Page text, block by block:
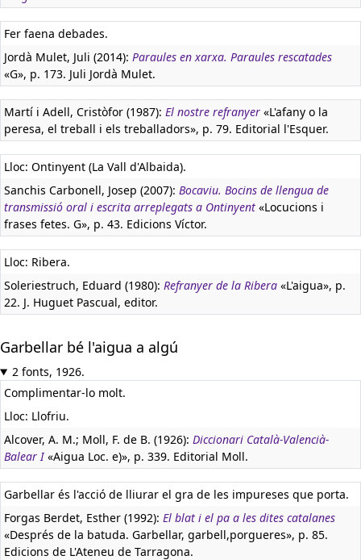
Fer faena debades.
Jordà Mulet, Juli (2014): Paraules en xarxa. Paraules rescatades
«G», p. 173. Juli Jordà Mulet.
Martí i Adell, Cristòfor (1987): El nostre refranyer «L'afany o la
peresa, el treball i els treballadors», p. 79. Editorial l'Esquer.
Lloc: Ontinyent (La Vall d'Albaida).
Sanchis Carbonell, Josep (2007): Bocaviu. Bocins de llengua de
transmissió oral i escrita arreplegats a Ontinyent «Locucions i
frases fetes. G», p. 43. Edicions Víctor.
Lloc: Ribera.
Soleriestruch, Eduard (1980): Refranyer de la Ribera «L'aigua», p.
22. J. Huguet Pascual, editor.
Garbellar bé l'aigua a algú
2 fonts, 1926.
Complimentar-lo molt.
Lloc: Llofriu.
Alcover, A. M.; Moll, F. de B. (1926): Diccionari Català-Valencià-
Balear I«Aigua Loc. e)», p. 339. Editorial Moll.
Garbellar és l'acció de lliurar el gra de les impureses que porta.
Forgas Berdet, Esther (1992): El blat i el pa a les dites catalanes
«Després de la batuda. Garbellar, garbell,porgueres», p. 85.
Edicions de L'Ateneu de Tarragona.